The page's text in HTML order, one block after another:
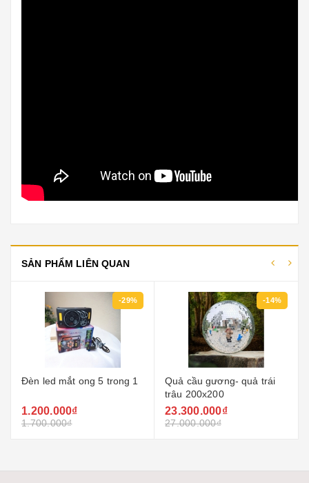
SẢN PHẨM LIÊN QUAN
-29%
Đèn led mắt ong 5 trong 1
1.200.000₫
1.700.000₫
-14%
Quả cầu gương- quả trái
trâu 200x200
23.300.000₫
27.000.000₫